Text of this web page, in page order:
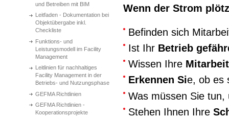
und Betreiben mit BIM
Leitfaden - Dokumentation bei
Objektübergabe inkl.
Checkliste
Funktions- und
Leistungsmodell im Facility
Management
Leitlinien für nachhaltiges
Facility Management in der
Betriebs- und Nutzungsphase
GEFMA Richtlinien
GEFMA Richtlinien -
Kooperationsprojekte
Wenn der Strom
Befinden sich
Ist Ihr Betrieb
Wissen Ihre
Erkennen Sie, ob es
Was müssen Sie
Stehen Ihnen Ihre